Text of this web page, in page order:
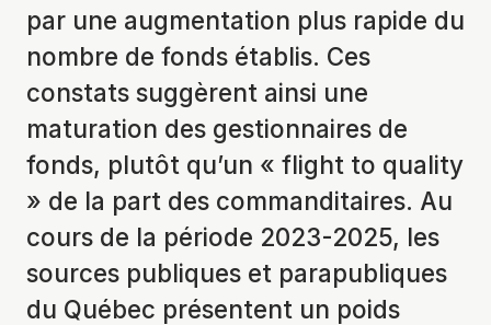
par une augmentation plus rapide du
nombre de fonds établis. Ces
constats suggèrent ainsi une
maturation des gestionnaires de
fonds, plutôt qu’un « flight to quality
» de la part des commanditaires. Au
cours de la période 2023-2025, les
sources publiques et parapubliques
du Québec présentent un poids